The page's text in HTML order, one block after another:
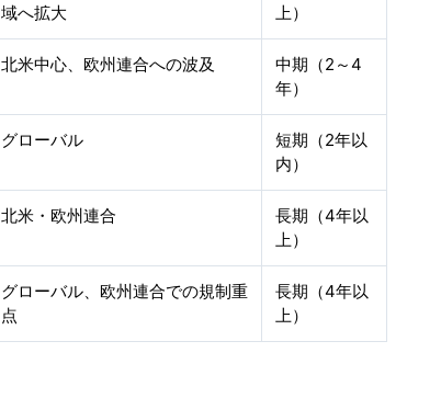
域へ拡大
上）
北米中心、欧州連合への波及
中期（2～4
年）
グローバル
短期（2年以
内）
北米・欧州連合
長期（4年以
上）
グローバル、欧州連合での規制重
点
長期（4年以
上）